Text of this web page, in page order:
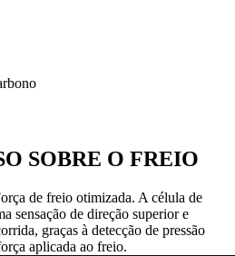
SOBRE O FREIO
de freio otimizada. A célula de
sensação de direção superior e
graças à detecção de pressão
aplicada ao freio.